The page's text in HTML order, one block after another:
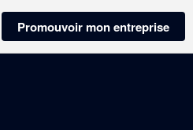
Promouvoir mon entreprise